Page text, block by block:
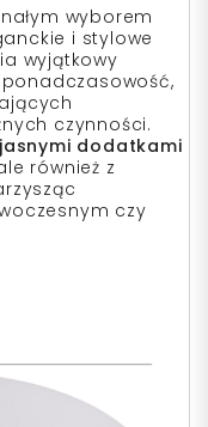
wyborem
i stylowe
wyjątkowy
czynności.
dodatkami
również z
czy